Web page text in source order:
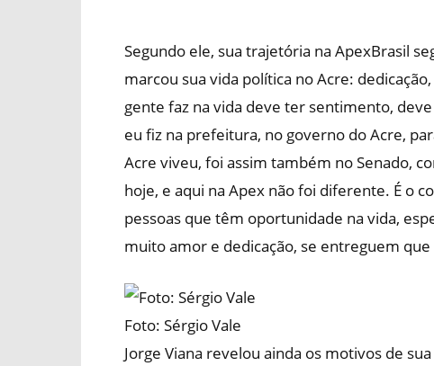
Segundo ele, sua trajetória na ApexBrasil
marcou sua vida política no Acre:
gente faz na vida deve ter sentimento,
eu fiz na prefeitura, no governo do Acre,
Acre viveu, foi assim também no Senado,
hoje, e aqui na Apex não foi diferente. É o
pessoas que têm oportunidade na vida,
muito amor e dedicação, se entreguem
Foto: Sérgio Vale
Jorge Viana revelou ainda os motivos de